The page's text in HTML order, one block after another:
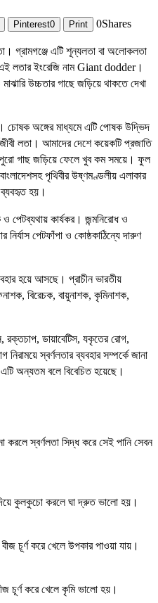
Pinterest0 Print 0Shares
গ্রামগঞ্জে এটি শূন্যলতা বা অলোকলতা
লতার ইংরেজি নাম Giant dodder।
উচ্চতার গাছে জড়িয়ে থাকতে দেখা
চোষক অঙ্গের মাধ্যমে এটি পোষক উদ্ভিদ
লতা। আমাদের দেশে কয়েকটি প্রজাতি
গাছ জড়িয়ে ফেলে খুব কম সময়ে। ফুল
পৃথিবীর উষ্ণমণ্ডলীয় এলাকার
ব্যবহৃত হয়।
ও পেটব্যথায় কার্যকর। জন্মনিরোধ ও
পেটফাঁপা ও কোষ্ঠকাঠিন্যে দারুণ
হয়ে আসছে। প্রাচীন ভারতীয়
বিরেচক, বায়ুনাশক, কৃমিনাশক,
রক্তচাপ, ডায়াবেটিস, যকৃতের রোগ,
নিরাময়ে স্বর্ণলতার ব্যবহার সম্পর্কে জানা
এটি অন্যতম বলে বিবেচিত হয়েছে।
করলে স্বর্ণলতা সিদ্ধ করে সেই পানি সেবন
কুলকুচো করলে ঘা দ্রুত ভালো হয়।
বীজ চূর্ণ করে খেলে উপকার পাওয়া যায়।
চূর্ণ করে খেলে কৃমি ভালো হয়।